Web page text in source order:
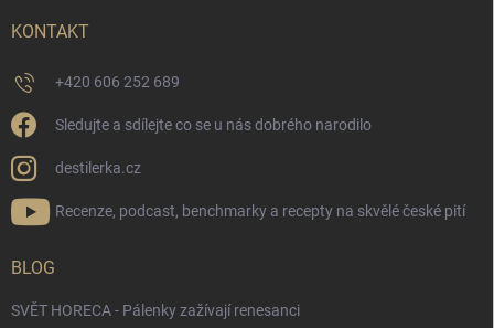
KONTAKT
+420 606 252 689
Sledujte a sdílejte co se u nás dobrého narodilo
destilerka.cz
Recenze, podcast, benchmarky a recepty na skvělé české pití
BLOG
SVĚT HORECA - Pálenky zažívají renesanci